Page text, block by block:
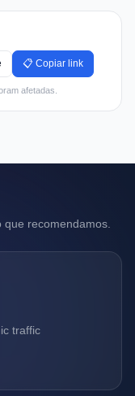
📋 Copiar link
afetadas.
que recomendamos.
traffic